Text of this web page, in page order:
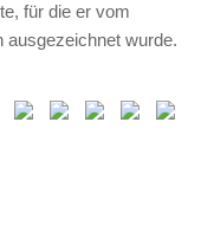
für die er vom
wurde.